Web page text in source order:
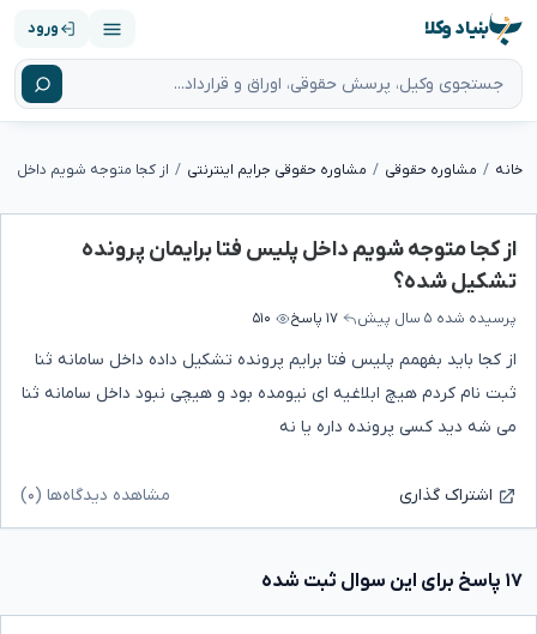
بنیاد وکلا ورود
خانه مشاوره حقوقی مشاوره حقوقی جرایم اینترنتی
از کجا متوجه شویم داخل پلیس فتا برایمان پرونده
تشکیل شده؟
پرسیده شده ۵ سال پیش ۱۷ پاسخ ۵۱۰
از کجا باید بفهمم پلیس فتا برایم پرونده تشکیل داده داخل سامانه ثنا
ثبت نام کردم هیچ ابلاغیه ای نیومده بود و هیچی نبود داخل سامانه ثنا
می شه دید کسی پرونده داره یا نه
اشتراک گذاری مشاهده دیدگاه‌ها (۰)
۱۷ پاسخ برای این سوال ثبت شده